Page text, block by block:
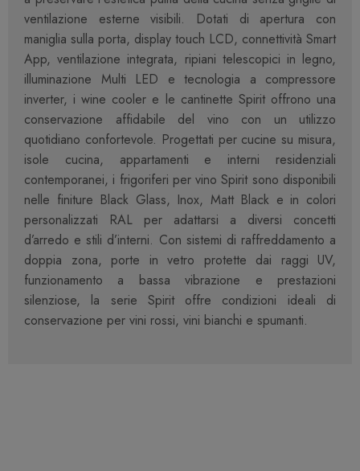
ventilazione esterne visibili. Dotati di apertura con
maniglia sulla porta, display touch LCD, connettività Smart
App, ventilazione integrata, ripiani telescopici in legno,
illuminazione Multi LED e tecnologia a compressore
inverter, i wine cooler e le cantinette Spirit offrono una
conservazione affidabile del vino con un utilizzo
quotidiano confortevole. Progettati per cucine su misura,
isole cucina, appartamenti e interni residenziali
contemporanei, i frigoriferi per vino Spirit sono disponibili
nelle finiture Black Glass, Inox, Matt Black e in colori
personalizzati RAL per adattarsi a diversi concetti
d’arredo e stili d’interni. Con sistemi di raffreddamento a
doppia zona, porte in vetro protette dai raggi UV,
funzionamento a bassa vibrazione e prestazioni
silenziose, la serie Spirit offre condizioni ideali di
conservazione per vini rossi, vini bianchi e spumanti.